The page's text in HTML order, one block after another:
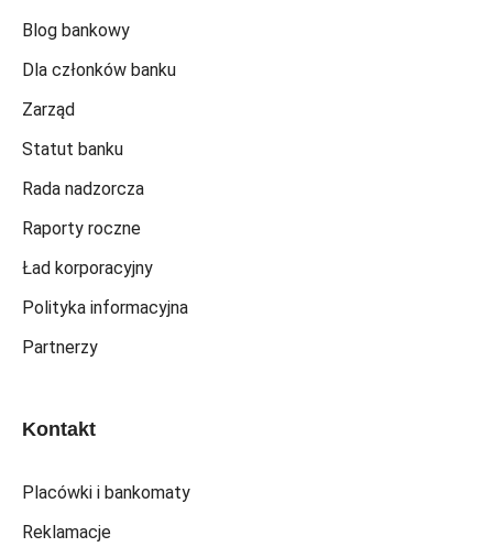
Blog bankowy
Dla członków banku
Zarząd
Statut banku
Rada nadzorcza
Raporty roczne
Ład korporacyjny
Polityka informacyjna
Partnerzy
Kontakt
Placówki i bankomaty
Reklamacje